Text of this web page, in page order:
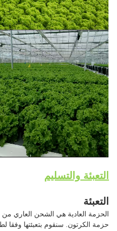
التعبئة والتسليم
التعبئة
الحزمة العادية هي الشحن العاري من
حزمة الكرتون. سنقوم بتعبئتها وفقا